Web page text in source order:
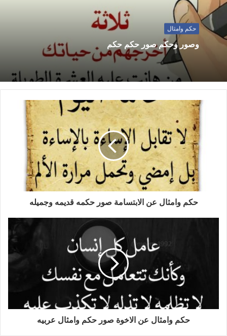
حكم وامثال
وصور وحكم صور حكم حكم
حكم وامثال عن الابتسامة صور حكمه قديمه وجميله
حكم وامثال عن الاخوة صور حكم وامثال عربيه